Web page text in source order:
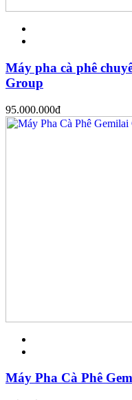
Máy pha cà phê
Group
95.000.000đ
Máy Pha Cà Phê